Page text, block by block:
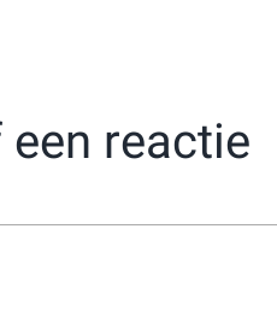
een reactie